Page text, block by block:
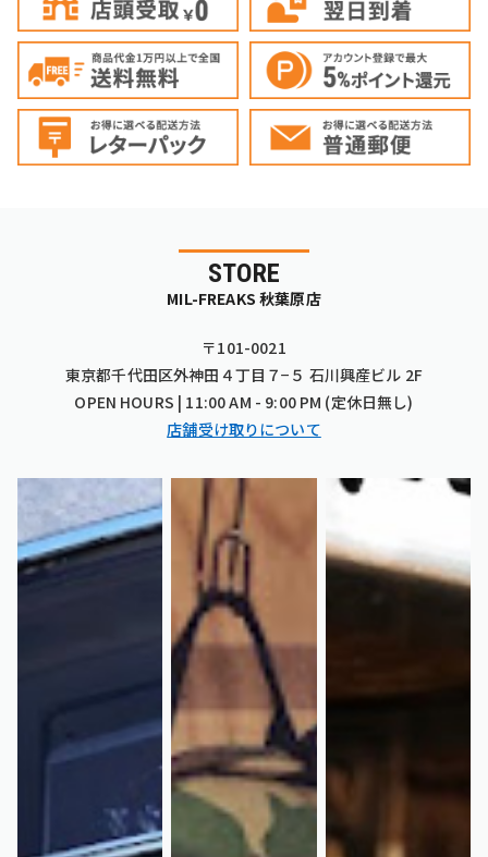
STORE
MIL-FREAKS 秋葉原店
〒101-0021
東京都千代田区外神田４丁目７−５ 石川興産ビル 2F
OPEN HOURS | 11:00 AM - 9:00 PM (定休日無し)
店舗受け取りについて